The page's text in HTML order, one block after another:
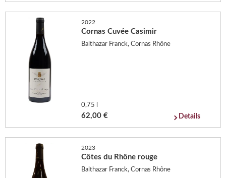
2022
Cornas Cuvée Casimir
Balthazar Franck, Cornas Rhône
0,75 l
62,00 € Details
2023
Côtes du Rhône rouge
Balthazar Franck, Cornas Rhône